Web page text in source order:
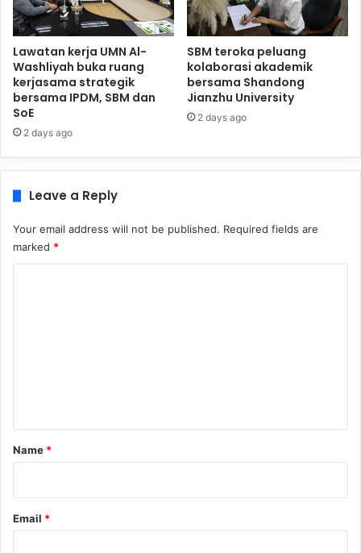
Lawatan kerja UMN Al-
Washliyah buka ruang
kerjasama strategik
bersama IPDM, SBM dan
SoE
2 days ago
SBM teroka peluang
kolaborasi akademik
bersama Shandong
Jianzhu University
2 days ago
Leave a Reply
Your email address will not be published. Required fields are
marked *
*
Name *
Email *